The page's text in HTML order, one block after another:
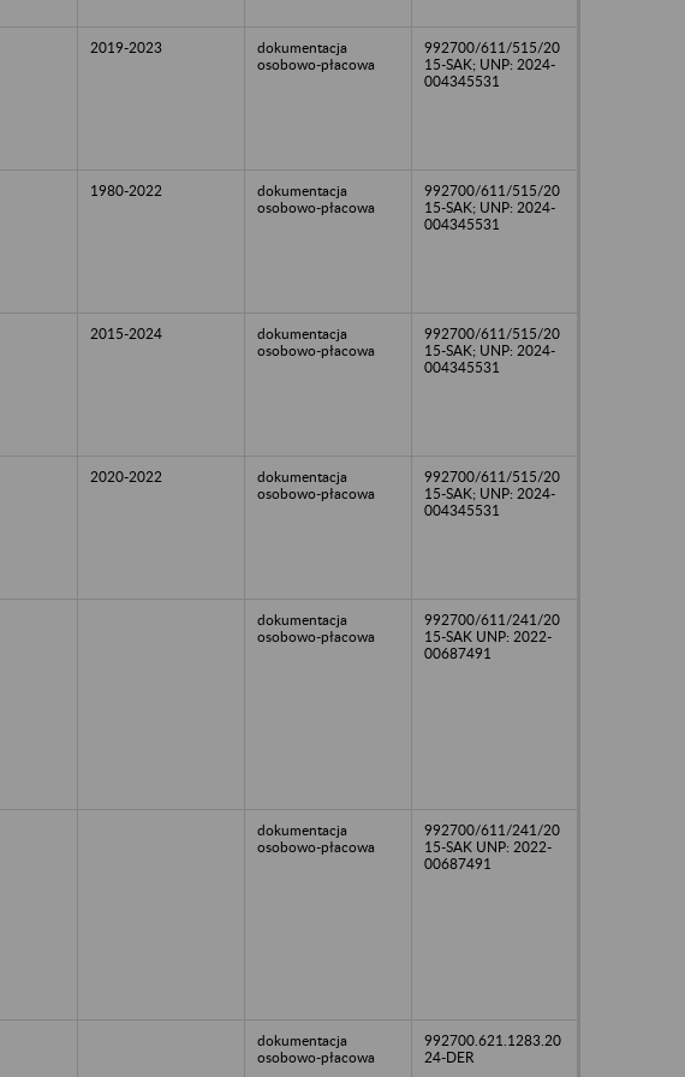
2019-2023
dokumentacja
osobowo-płacowa
992700/611/515/20
15-SAK; UNP: 2024-
004345531
1980-2022
dokumentacja
osobowo-płacowa
992700/611/515/20
15-SAK; UNP: 2024-
004345531
2015-2024
dokumentacja
osobowo-płacowa
992700/611/515/20
15-SAK; UNP: 2024-
004345531
2020-2022
dokumentacja
osobowo-płacowa
992700/611/515/20
15-SAK; UNP: 2024-
004345531
dokumentacja
osobowo-płacowa
992700/611/241/20
15-SAK UNP: 2022-
00687491
dokumentacja
osobowo-płacowa
992700/611/241/20
15-SAK UNP: 2022-
00687491
dokumentacja
osobowo-płacowa
992700.621.1283.20
24-DER